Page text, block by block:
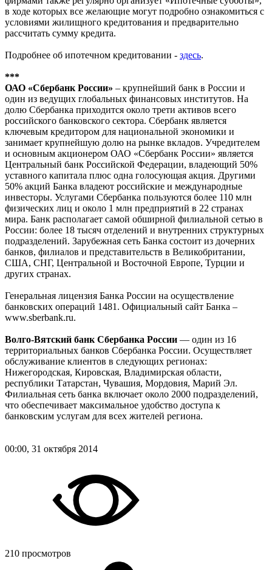
в ходе которых все желающие могут подробно ознакомиться с
условиями жилищного кредитования и предварительно
рассчитать сумму кредита.
Подробнее об ипотечном кредитовании - здесь.
***
ОАО «Сбербанк России» – крупнейший банк в России и
один из ведущих глобальных финансовых институтов. На
долю Сбербанка приходится около трети активов всего
российского банковского сектора. Сбербанк является
ключевым кредитором для национальной экономики и
занимает крупнейшую долю на рынке вкладов. Учредителем
и основным акционером ОАО «Сбербанк России» является
Центральный банк Российской Федерации, владеющий 50%
уставного капитала плюс одна голосующая акция. Другими
50% акций Банка владеют российские и международные
инвесторы. Услугами Сбербанка пользуются более 110 млн
физических лиц и около 1 млн предприятий в 22 странах
мира. Банк располагает самой обширной филиальной сетью в
России: более 18 тысяч отделений и внутренних структурных
подразделений. Зарубежная сеть Банка состоит из дочерних
банков, филиалов и представительств в Великобритании,
США, СНГ, Центральной и Восточной Европе, Турции и
других странах.
Генеральная лицензия Банка России на осуществление
банковских операций 1481. Официальный сайт Банка –
www.sberbank.ru.
Волго-Вятский банк Сбербанка России — один из 16
территориальных банков Сбербанка России. Осуществляет
обслуживание клиентов в следующих регионах:
Нижегородская, Кировская, Владимирская области,
республики Татарстан, Чувашия, Мордовия, Марий Эл.
Филиальная сеть банка включает около 2000 подразделений,
что обеспечивает максимальное удобство доступа к
банковским услугам для всех жителей региона.
00:00, 31 октября 2014
210 просмотров